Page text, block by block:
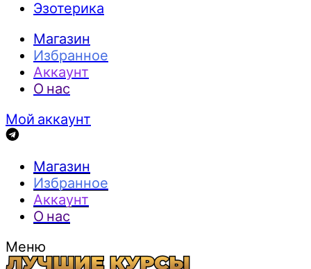
Эзотерика
Магазин
Избранное
Аккаунт
О нас
Мой аккаунт
Магазин
Избранное
Аккаунт
О нас
Меню